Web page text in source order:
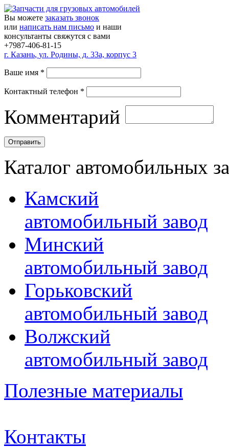
Вы можете заказать звонок
или написать нам письмо и наши
консультанты свяжутся с вами
+7987-406-81-15
г. Казань, ул. Родины, д. 33а, корпус 3
Ваше имя *
Контактный телефон *
Комментарий
Каталог автомобильных
Камский
автомобильный завод
Минский
автомобильный завод
Горьковский
автомобильный завод
Волжский
автомобильный завод
Полезные материалы
Контакты